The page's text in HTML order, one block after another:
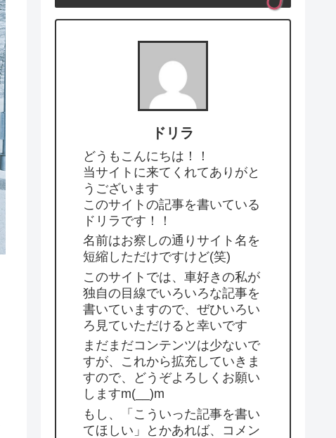
ドリラ
どうもこんにちは！！
当サイトに来てくれてありがと
うございます
このサイトの記事を書いている
ドリラです！！
名前はお察しの通りサイト名を
短縮しただけですけど(笑)
このサイトでは、車好きの私が
独自の目線でいろいろな記事を
書いていますので、ぜひいろい
ろ見ていただけると幸いです
まだまだコンテンツは少ないで
すが、これから拡充していきま
すので、どうぞよろしくお願い
しますm(__)m
もし、「こういった記事を書い
てほしい」とかあれば、コメン